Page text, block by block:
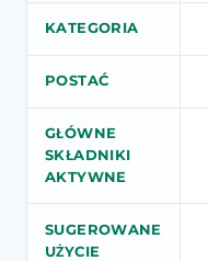
KATEGORIA
POSTAĆ
GŁÓWNE
SKŁADNIKI
AKTYWNE
SUGEROWANE
UŻYCIE